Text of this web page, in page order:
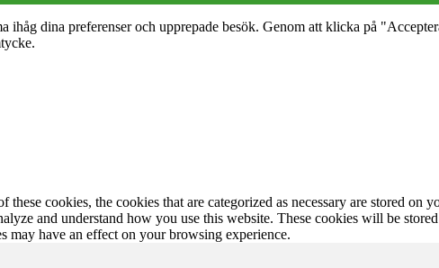
dina preferenser och upprepade besök. Genom att klicka på
cookies, the cookies that are categorized as necessary are stored on
and understand how you use this website. These cookies will be
may have an effect on your browsing experience.